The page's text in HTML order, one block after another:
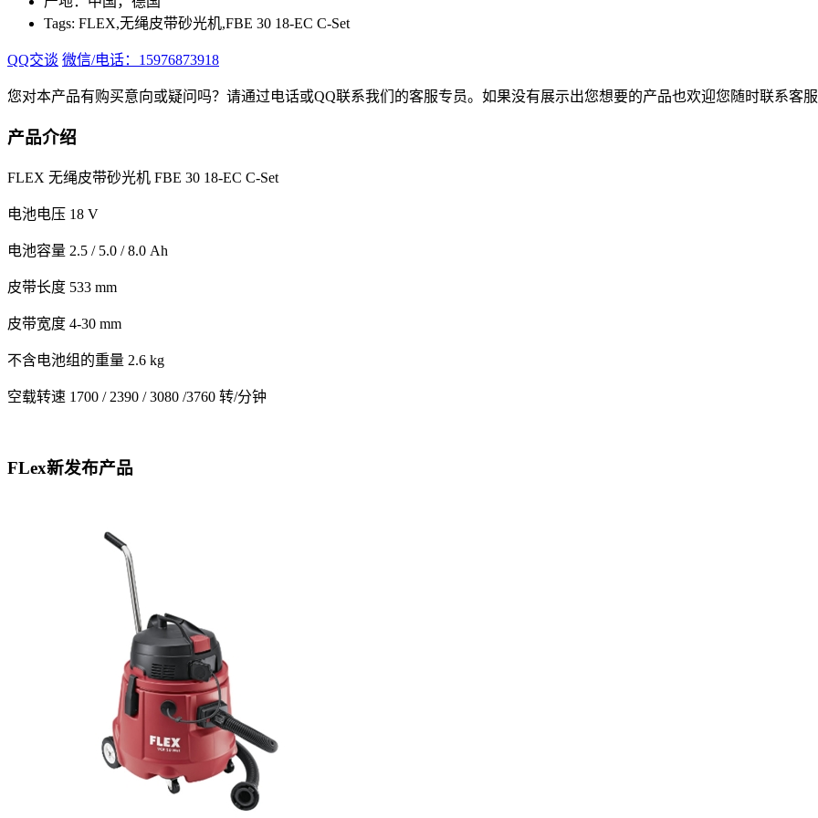
Tags: FLEX,无绳皮带砂光机,FBE 30 18-EC C-Set
QQ交谈 微信/电话：15976873918
您对本产品有购买意向或疑问吗？请通过电话或QQ联系我们的客服专员。如果没有展示出您想要的产品也欢迎您随时联系客
产品介绍
FLEX 无绳皮带砂光机 FBE 30 18-EC C-Set
电池电压 18 V
电池容量 2.5 / 5.0 / 8.0 Ah
皮带长度 533 mm
皮带宽度 4-30 mm
不含电池组的重量 2.6 kg
空载转速 1700 / 2390 / 3080 /3760 转/分钟
FLex新发布产品